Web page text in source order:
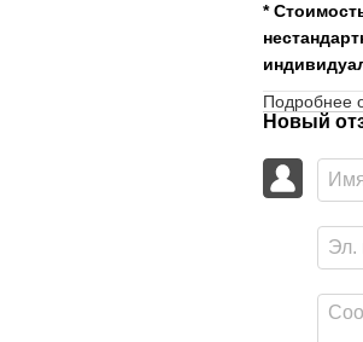
*
Подробнее
Новый